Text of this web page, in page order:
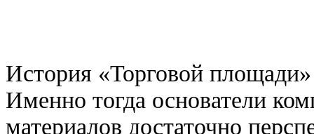
История «Торговой
Именно тогда основатели
материалов достаточно